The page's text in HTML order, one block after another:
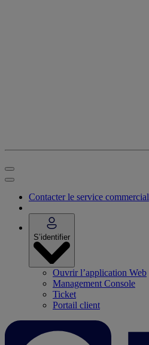
Contacter le service commercial
S’identifier
Ouvrir l’application Web
Management Console
Ticket
Portail client